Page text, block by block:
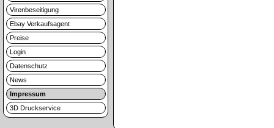
Virenbeseitigung
Ebay Verkaufsagent
Preise
Login
Datenschutz
News
Impressum
3D Druckservice